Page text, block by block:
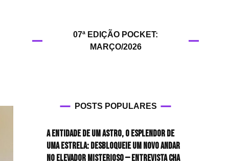
HIT!Games
HIT!Diary
07ª EDIÇÃO POCKET:
MARÇO/2026
POSTS POPULARES
A entidade de um astro, o esplendor de
uma estrela: desbloqueie um novo andar
no elevador misterioso — Entrevista CHA